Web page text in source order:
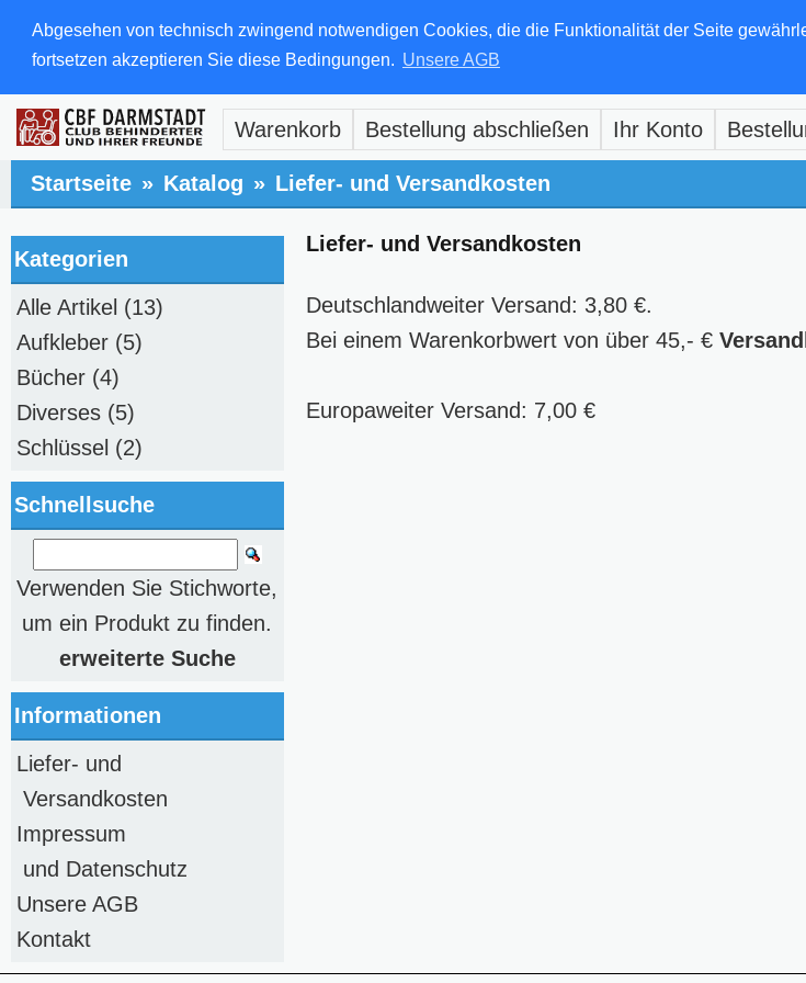
Abgesehen von technisch zwingend notwendigen Cookies, die die Funktionalität der Seite
fortsetzen akzeptieren Sie diese Bedingungen. Unsere AGB
Warenkorb Bestellung abschließen Ihr Konto
Startseite » Katalog » Liefer- und Versandkosten
Liefer- und Versandkosten
Deutschlandweiter Versand: 3,80 €.
Bei einem Warenkorbwert von über 45,- €
Europaweiter Versand: 7,00 €
Kategorien
Alle Artikel (13)
Aufkleber (5)
Bücher (4)
Diverses (5)
Schlüssel (2)
Schnellsuche
Verwenden Sie Stichworte,
um ein Produkt zu finden.
erweiterte Suche
Informationen
Liefer- und
Versandkosten
Impressum
und Datenschutz
Unsere AGB
Kontakt